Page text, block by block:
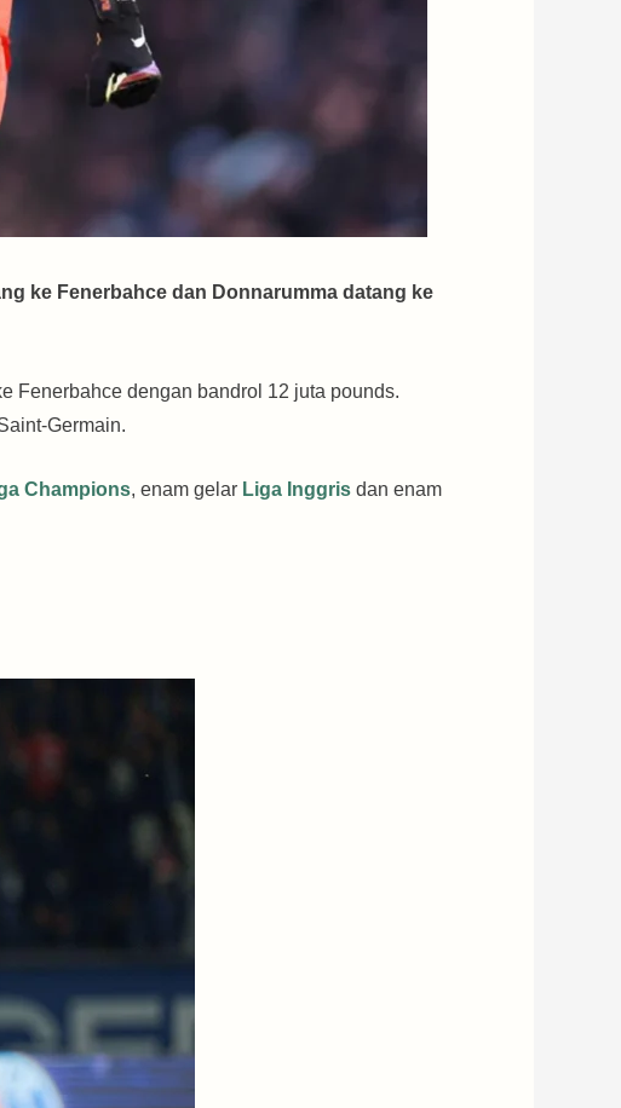
ke Fenerbahce dan Donnarumma datang ke
Fenerbahce dengan bandrol 12 juta pounds.
Germain.
Champions, enam gelar Liga Inggris dan enam